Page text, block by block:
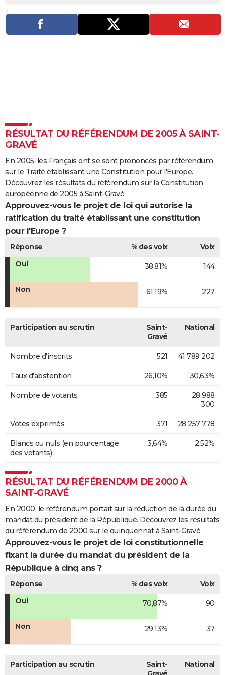
PHOTO
GUIDES D'ACHAT
COPAINS D'AVANT
FORUM
Bricolage
Lifestyle
Culture
Sport
Auto
Television
Voyage
Cinema
RÉSULTAT DU RÉFÉRENDUM DE 2005 À SAINT-
GRAVÉ
En 2005, les Français ont se sont prononcés par référendum
sur le Traité établissant une Constitution pour l'Europe.
Découvrez les résultats du référendum sur la Constitution
européenne de 2005 à Saint-Gravé.
Approuvez-vous le projet de loi qui autorise la
ratification du traité établissant une constitution
pour l'Europe ?
Réponse % des voix
Voix
Oui
38,81% 144
Non 61,19% 227
Participation au scrutin
Saint-
Gravé
National
Nombre d'inscrits 521 41 789 202
Taux d'abstention 26,10% 30,63%
Nombre de votants 385
28 988
300
Votes exprimés 371 28 257 778
Blancs ou nuls (en pourcentage
des votants)
3,64% 2,52%
RÉSULTAT DU RÉFÉRENDUM DE 2000 À
SAINT-GRAVÉ
En 2000, le référendum portait sur la réduction de la durée du
mandat du président de la République. Découvrez les résultats
du référendum de 2000 sur le quinquennat à Saint-Gravé.
Approuvez-vous le projet de loi constitutionnelle
fixant la durée du mandat du président de la
République à cinq ans ?
Réponse % des voix
Voix
Oui
70,87% 90
Non 29,13% 37
Participation au scrutin
Saint-
National